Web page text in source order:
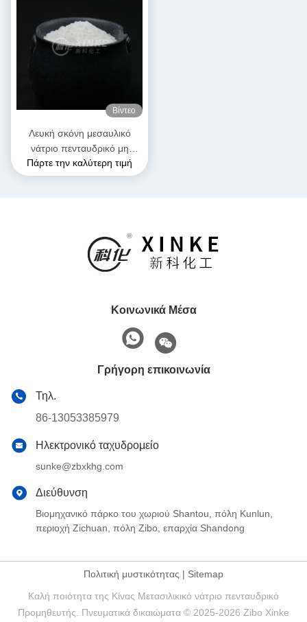
Βίντεο
Λευκή σκόνη μεσαυλικό
νάτριο πενταυδρικό μη
εύφλεκτη και κατάλληλη για
αποθήκευση σε ξηρό μέρος
Πάρτε την καλύτερη τιμή
Κοινωνικά Μέσα
Γρήγορη επικοινωνία
Τηλ.
86-13053385979
Ηλεκτρονικό ταχυδρομείο
sunke@zbxkhg.com
Διεύθυνση
Βιομηχανικό πάρκο του χωριού Shantou, πόλη Kunlun,
περιοχή Zichuan, πόλη Zibo, επαρχία Shandong
Πολιτική μυστικότητας | Sitemap
Καλή ποιότητα της Κίνας Μετασιλικικό νάτριο πενταυδρικό
Προμηθευτής. Πνευματικά δικαιώματα © 2025-2026 Zibo Xinke